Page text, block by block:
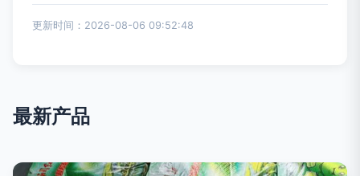
更新时间：2026-08-06 09:52:48
最新产品